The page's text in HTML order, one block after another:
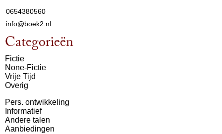
0654380560
info@boek2.nl
Categorieën
Fictie
None-Fictie
Vrije Tijd
Overig
Pers. ontwikkeling
Informatief
Andere talen
Aanbiedingen